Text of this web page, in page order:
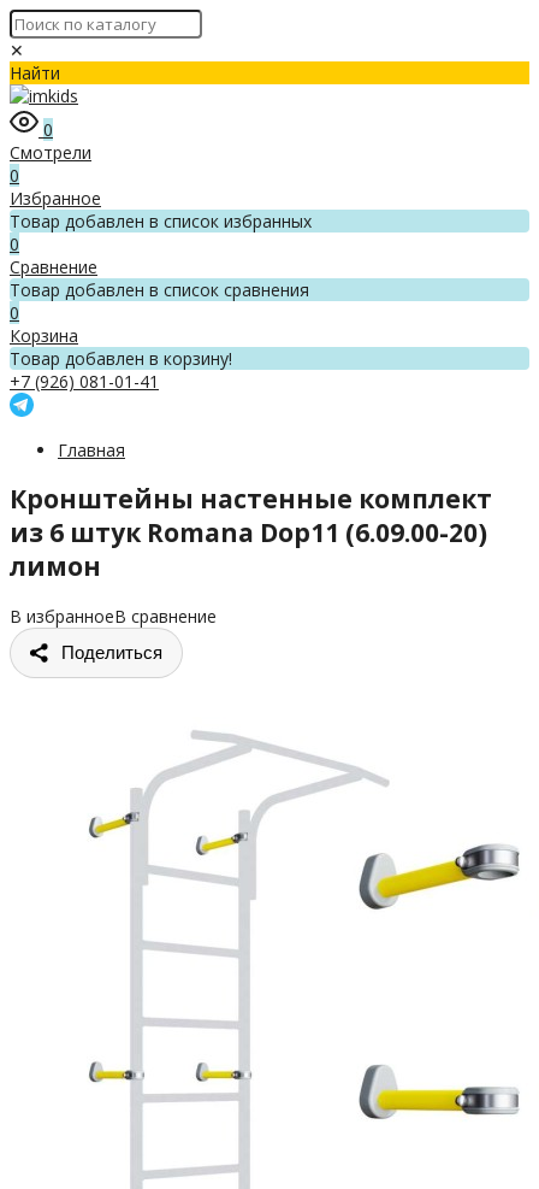
✕
Найти
0
Смотрели
0
Избранное
Товар добавлен в список избранных
0
Сравнение
Товар добавлен в список сравнения
0
Корзина
Товар добавлен в корзину!
+7 (926) 081-01-41
Главная
Кронштейны настенные комплект
из 6 штук Romana Dop11 (6.09.00-20)
лимон
В избранноеВ сравнение
Поделиться